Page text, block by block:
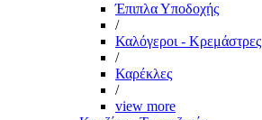
Έπιπλα Υποδοχής
/
Καλόγεροι - Κρεμάστρες
/
Καρέκλες
/
view more